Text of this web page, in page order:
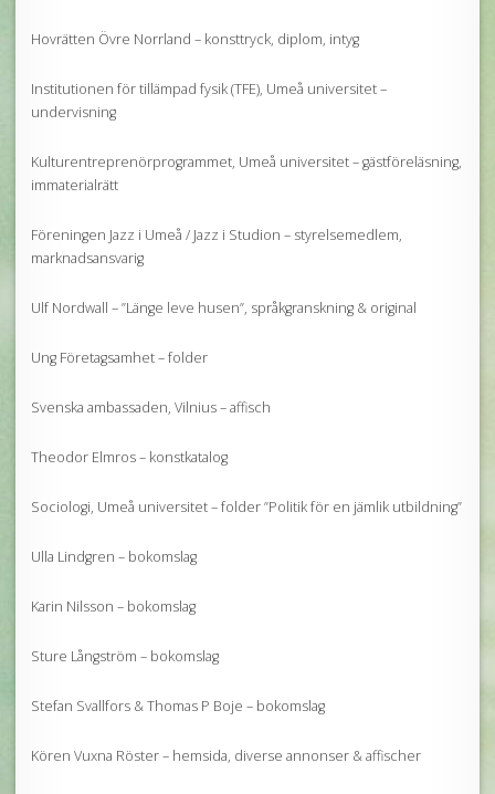
Hovrätten Övre Norrland – konsttryck, diplom, intyg
Institutionen för tillämpad fysik (TFE), Umeå universitet –
undervisning
Kulturentreprenörprogrammet, Umeå universitet – gästföreläsning,
immaterialrätt
Föreningen Jazz i Umeå / Jazz i Studion – styrelsemedlem,
marknadsansvarig
Ulf Nordwall – ”Länge leve husen”, språkgranskning & original
Ung Företagsamhet – folder
Svenska ambassaden, Vilnius – affisch
Theodor Elmros – konstkatalog
Sociologi, Umeå universitet – folder ”Politik för en jämlik utbildning”
Ulla Lindgren – bokomslag
Karin Nilsson – bokomslag
Sture Långström – bokomslag
Stefan Svallfors & Thomas P Boje – bokomslag
Kören Vuxna Röster – hemsida, diverse annonser & affischer